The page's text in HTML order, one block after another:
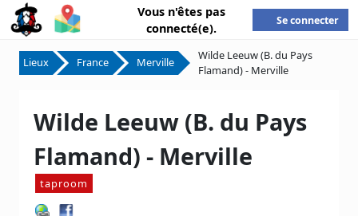
Vous n'êtes pas
connecté(e).
Se connecter
Lieux France Merville
Wilde Leeuw (B. du Pays
Flamand) - Merville
Wilde Leeuw (B. du Pays
Flamand) - Merville
taproom